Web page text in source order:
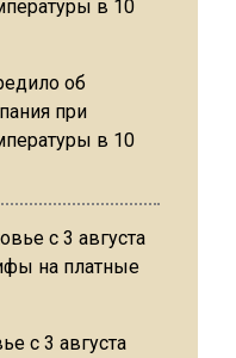
об
при
в 10
с 3 августа